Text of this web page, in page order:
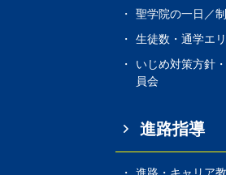
聖学院の一日／
生徒数・通学エ
いじめ対策方針
員会
進路指導